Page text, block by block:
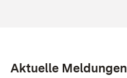
Aktuelle Meldungen